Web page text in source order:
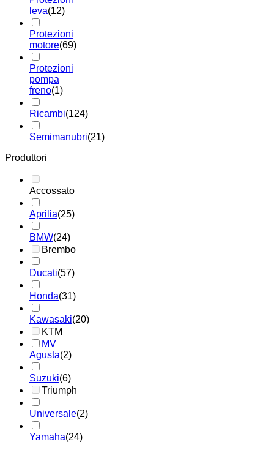
leva(12)
Protezioni
motore(69)
Protezioni
pompa
freno(1)
Ricambi(124)
Semimanubri(21)
Produttori
Accossato
Aprilia(25)
BMW(24)
Brembo
Ducati(57)
Honda(31)
Kawasaki(20)
KTM
MV
Agusta(2)
Suzuki(6)
Triumph
Universale(2)
Yamaha(24)